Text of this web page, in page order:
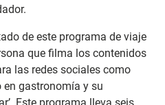
de este programa de viaje
que filma los contenidos
las redes sociales como
gastronomía y su